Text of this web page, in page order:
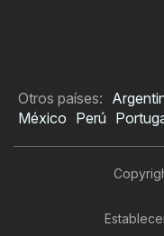
Otros países:
México Perú